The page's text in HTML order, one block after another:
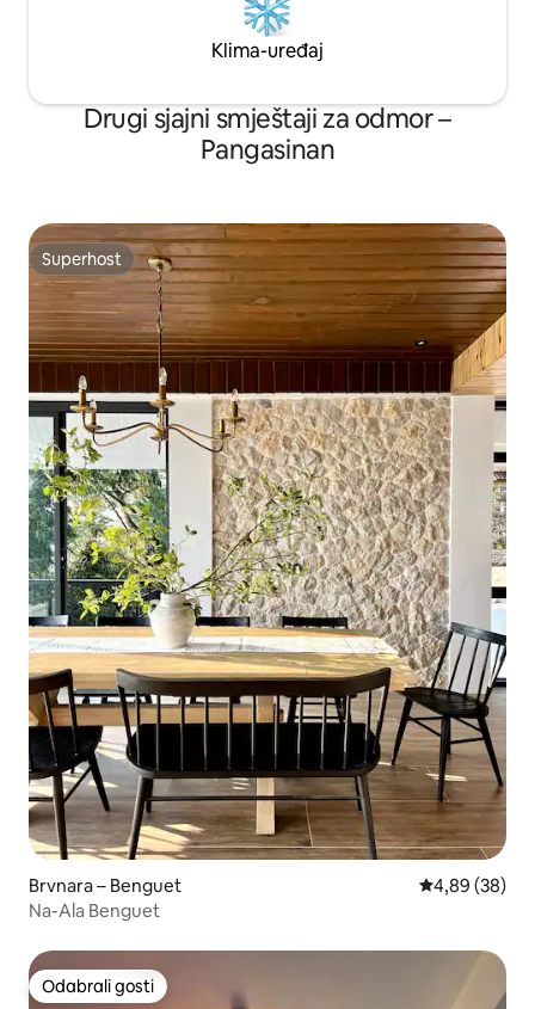
Klima-uređaj
Drugi sjajni smještaji za odmor –
Pangasinan
Superhost
Superhost
Brvnara – Benguet Prosječna
4,89 (38)
Na-Ala Benguet
Odabrali gosti
Odabrali gosti